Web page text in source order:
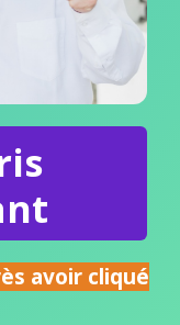
avoir cliqué